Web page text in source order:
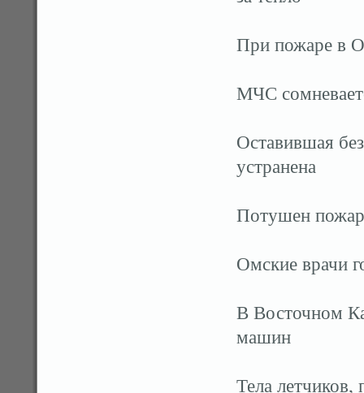
При пожаре в
МЧС
Оставившая
устранена
Потушен
Омские врачи
В Восточном
машин
Тела